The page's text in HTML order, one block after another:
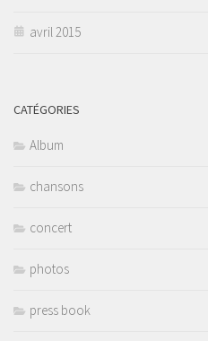
avril 2015
CATÉGORIES
Album
chansons
concert
photos
press book